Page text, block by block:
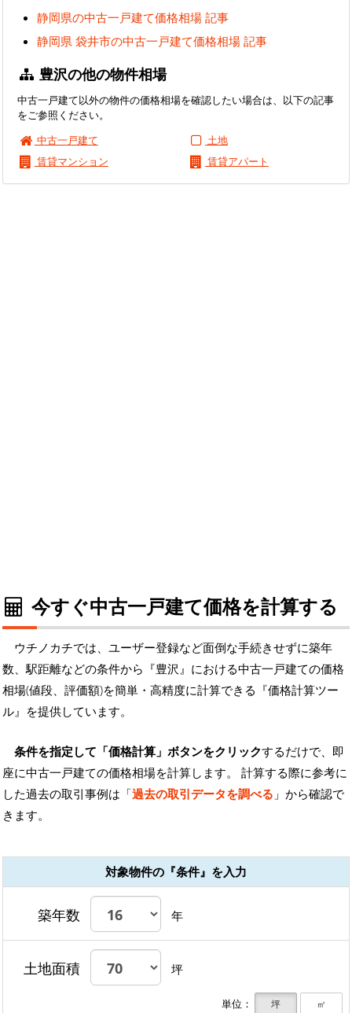
静岡県の中古一戸建て価格相場 記事
静岡県 袋井市の中古一戸建て価格相場 記事
豊沢の他の物件相場
中古一戸建て以外の物件の価格相場を確認したい場合は、以下の記事
をご参照ください。
中古一戸建て
土地
賃貸マンション
賃貸アパート
今すぐ中古一戸建て価格を計算する
ウチノカチでは、ユーザー登録など面倒な手続きせずに築年
数、駅距離などの条件から『豊沢』における中古一戸建ての価格
相場(値段、評価額)を簡単・高精度に計算できる『価格計算ツー
ル』を提供しています。
条件を指定して「価格計算」ボタンをクリックするだけで、即
座に中古一戸建ての価格相場を計算します。 計算する際に参考に
した過去の取引事例は「過去の取引データを調べる 」から確認で
きます。
対象物件の『条件』を入力
築年数 年
土地面積 坪
単位： 坪 ㎡